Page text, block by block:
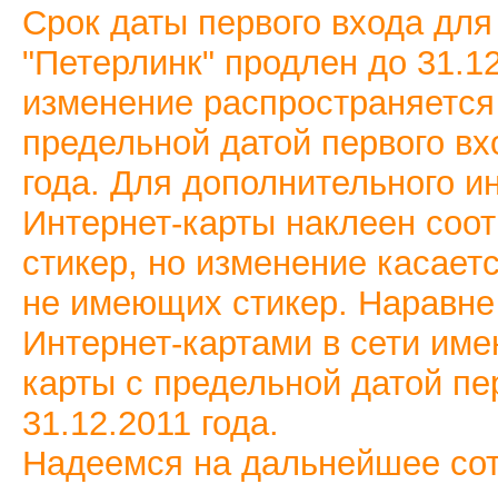
Срок даты первого входа
"Петерлинк" продлен до
изменение
предельной датой первого
года. Для дополнительного
Интернет-карты наклеен
стикер, но изменение
не имеющих стикер.
Интернет-картами в сети
карты с предельной датой
31.12.2011 года.
Надеемся на дальнейшее